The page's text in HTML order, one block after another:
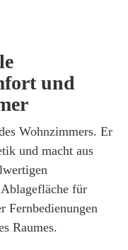
und
Wohnzimmers. Er
und macht aus
für
Fernbedienungen
Raumes.